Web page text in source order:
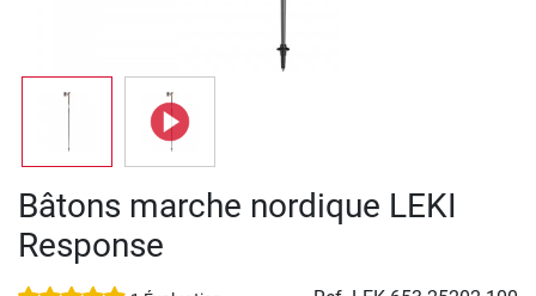
Bâtons marche nordique LEKI
Response